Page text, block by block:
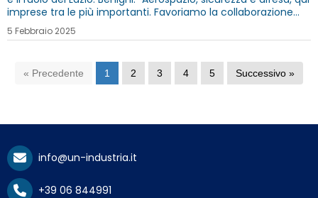
imprese tra le più importanti. Favoriamo la collaborazione
con istituzioni ed ecosistema della ricerca`
5 Febbraio 2025
« Precedente 1 2 3 4 5 Successivo »
info@un-industria.it
+39 06 844991